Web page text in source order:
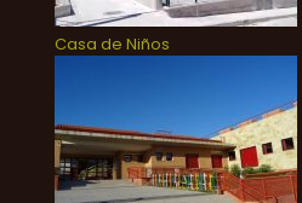
Casa de Niños